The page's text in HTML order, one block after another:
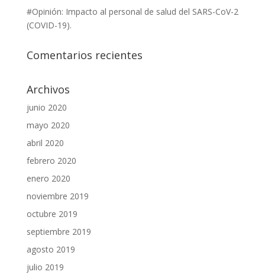
#Opinión: Impacto al personal de salud del SARS-CoV-2
(COVID-19).
Comentarios recientes
Archivos
junio 2020
mayo 2020
abril 2020
febrero 2020
enero 2020
noviembre 2019
octubre 2019
septiembre 2019
agosto 2019
julio 2019